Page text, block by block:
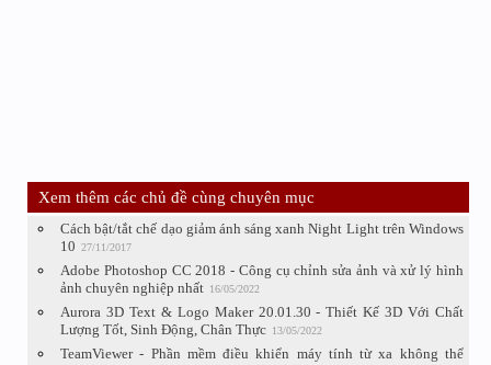
Xem thêm các chủ đề cùng chuyên mục
Cách bật/tắt chế dạo giảm ánh sáng xanh Night Light trên Windows
10 27/11/2017
Adobe Photoshop CC 2018 - Công cụ chỉnh sửa ảnh và xử lý hình
ảnh chuyên nghiệp nhất 16/05/2022
Aurora 3D Text & Logo Maker 20.01.30 - Thiết Kế 3D Với Chất
Lượng Tốt, Sinh Động, Chân Thực 13/05/2022
TeamViewer - Phần mềm điều khiển máy tính từ xa không thể